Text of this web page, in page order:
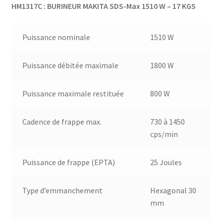
HM1317C : BURINEUR MAKITA SDS-Max 1510 W – 17 KGS
Puissance nominale 1510 W
Puissance débitée maximale 1800 W
Puissance maximale restituée 800 W
Cadence de frappe max.
730 à 1450
cps/min
Puissance de frappe (EPTA) 25 Joules
Type d’emmanchement
Hexagonal 30
mm